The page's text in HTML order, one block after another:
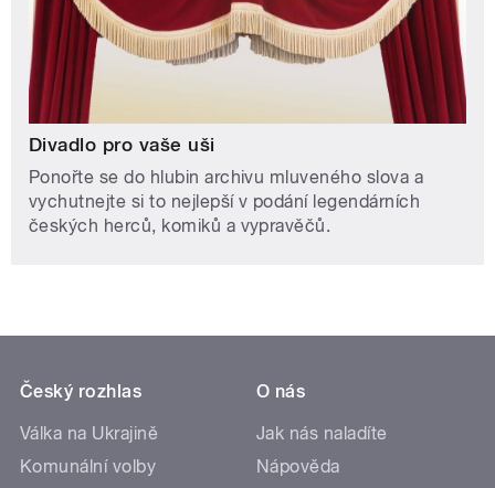
Divadlo pro vaše uši
Ponořte se do hlubin archivu mluveného slova a
vychutnejte si to nejlepší v podání legendárních
českých herců, komiků a vypravěčů.
Český rozhlas
Válka na Ukrajině
Komunální volby
O nás
Jak nás naladíte
Nápověda